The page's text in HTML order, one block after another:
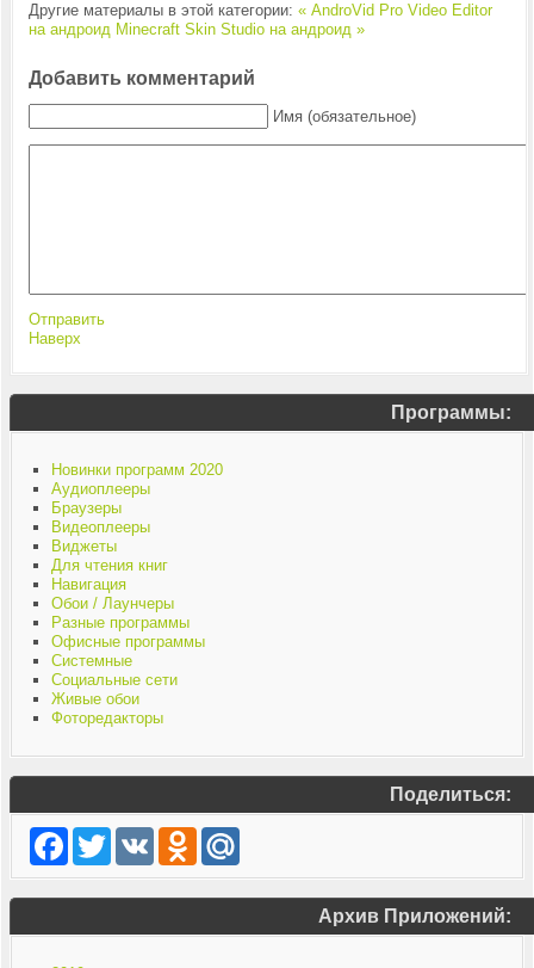
Другие материалы в этой категории: « AndroVid Pro Video Editor
на андроид Minecraft Skin Studio на андроид »
Добавить комментарий
Имя (обязательное)
Отправить
Наверх
Программы:
Новинки программ 2020
Аудиоплееры
Браузеры
Видеоплееры
Виджеты
Для чтения книг
Навигация
Обои / Лаунчеры
Разные программы
Офисные программы
Системные
Социальные сети
Живые обои
Фоторедакторы
Поделиться:
Facebook
TwitterVK Odnoklassniki
Mail.Ru
Архив Приложений: